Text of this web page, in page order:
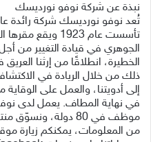
نبذة عن شركة نوفو نورديسك
تُعد نوفو نورديسك شركة رائدة
تأسست عام 1923
الجوهري في قيادة التغيير من
الخطيرة، انطلاقًا من إرثنا
ذلك من خلال الريادة في
إلى أدويتنا، والعمل على